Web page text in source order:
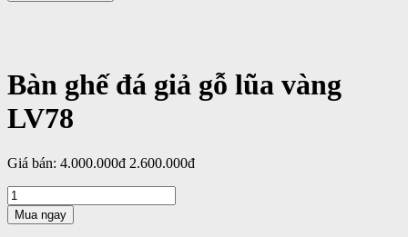
Bàn ghế đá giả gỗ lũa vàng
LV78
Giá bán: 4.000.000đ 2.600.000đ
Mua ngay